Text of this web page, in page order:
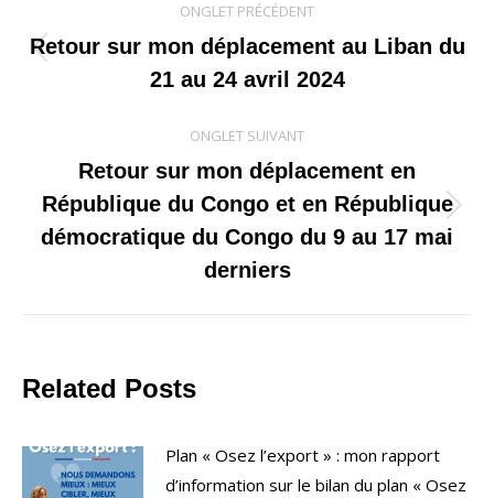
de
commentaire
ONGLET PRÉCÉDENT
Onglet
précédent
Retour sur mon déplacement au Liban du
21 au 24 avril 2024
ONGLET SUIVANT
Onglet
suivant
Retour sur mon déplacement en
République du Congo et en République
démocratique du Congo du 9 au 17 mai
derniers
Related Posts
Plan « Osez l’export » : mon rapport
d’information sur le bilan du plan « Osez